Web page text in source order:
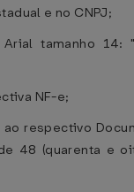
e no CNPJ;
tamanho 14:
NF-e;
respectivo
48 (quarenta e